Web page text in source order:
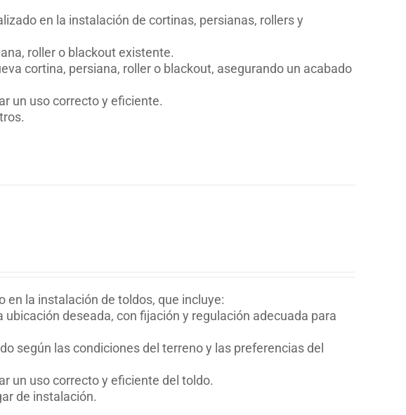
en la instalación de cortinas, persianas, rollers y
roller o blackout existente.
cortina, persiana, roller o blackout, asegurando un acabado
un uso correcto y eficiente.
en la instalación de toldos, que incluye:
deseada, con fijación y regulación adecuada para
según las condiciones del terreno y las preferencias del
un uso correcto y eficiente del toldo.
de instalación.